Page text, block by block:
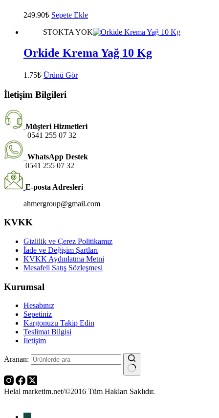
249.90₺ Sepete Ekle
STOKTA YOK
Orkide Krema Yağ 10 Kg
1.75₺ Ürünü Gör
İletişim Bilgileri
Müşteri Hizmetleri
0541 255 07 32
WhatsApp Destek
0541 255 07 32
E-posta Adresleri
ahmergroup@gmail.com
KVKK
Gizlilik ve Çerez Politikamız
İade ve Değişim Şartları
KVKK Aydınlatma Metni
Mesafeli Satış Sözleşmesi
Kurumsal
Hesabınız
Sepetiniz
Kargonuzu Takip Edin
Teslimat Bilgisi
İletişim
Aranan:
Helal marketim.net/©2016 Tüm Hakları Saklıdır.